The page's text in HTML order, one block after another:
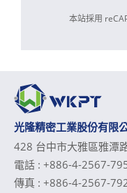
本站採用
光隆精密工業股份有限
428 台中市大雅區雅潭
電話 : +886-4-2567-
傳真 : +886-4-2567-